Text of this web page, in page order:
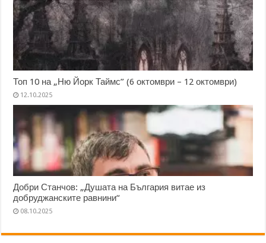
Топ 10 на „Ню Йорк Таймс” (6 октомври – 12 октомври)
12.10.2025
Добри Станчов: „Душата на България витае из
добруджанските равнини“
08.10.2025